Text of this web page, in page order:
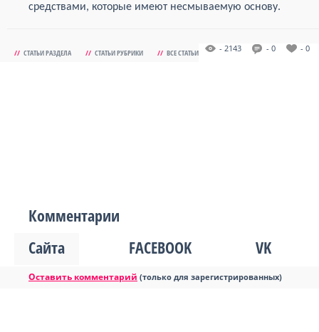
средствами, которые имеют несмываемую основу.
// СТАТЬИ РАЗДЕЛА // СТАТЬИ РУБРИКИ // ВСЕ СТАТЬИ - 2143 - 0 - 0
Комментарии
Сайта
FACEBOOK VK
Оставить комментарий (только для зарегистрированных)